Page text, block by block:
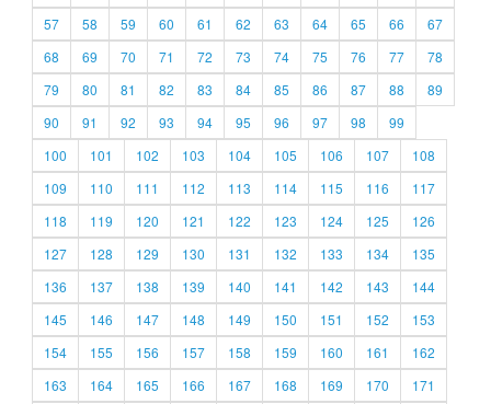
57
58 59 60 61 62 63 64 65 66
67
68
69 70 71 72 73 74 75 76 77
78
79
80 81 82 83 84 85 86 87 88
89
90
91 92 93 94 95 96 97 98
99
100
101 102 103 104 105 106 107
108
109
110 111 112 113 114 115 116
117
118
119 120 121 122 123 124 125
126
127
128 129 130 131 132 133 134
135
136
137 138 139 140 141 142 143
144
145
146 147 148 149 150 151 152
153
154
155 156 157 158 159 160 161
162
163
164 165 166 167 168 169 170
171